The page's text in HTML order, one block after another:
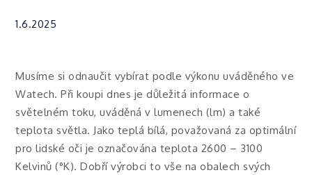
1.6.2025
Musíme si odnaučit vybírat podle výkonu uváděného ve
Watech. Při koupi dnes je důležitá informace o
světelném toku, uváděná v lumenech (lm) a také
teplota světla. Jako teplá bílá, považovaná za optimální
pro lidské oči je označována teplota 2600 – 3100
Kelvinů (°K). Dobří výrobci to vše na obalech svých